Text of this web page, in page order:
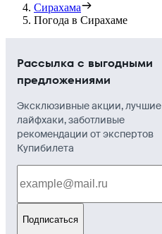
Сирахама
Погода в Сирахаме
Рассылка с выгодными
предложениями
Эксклюзивные акции, лучшие
лайфхаки, заботливые
рекомендации от экспертов
Купибилета
Подписаться